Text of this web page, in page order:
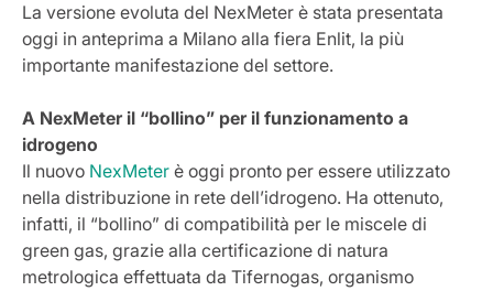
La versione evoluta del NexMeter è stata presentata
oggi in anteprima a Milano alla fiera Enlit, la più
importante manifestazione del settore.
A NexMeter il “bollino” per il funzionamento a
idrogeno
Il nuovo NexMeter è oggi pronto per essere utilizzato
nella distribuzione in rete dell’idrogeno. Ha ottenuto,
infatti, il “bollino” di compatibilità per le miscele di
green gas, grazie alla certificazione di natura
metrologica effettuata da Tifernogas, organismo